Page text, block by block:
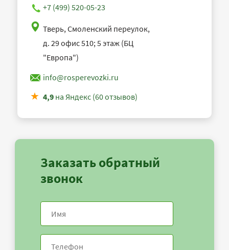
+7 (499) 520-05-23
Тверь, Смоленский переулок,
д. 29 офис 510; 5 этаж (БЦ
"Европа")
info@rosperevozki.ru
4,9 на Яндекс (60 отзывов)
Заказать обратный
звонок